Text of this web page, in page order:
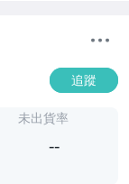
追蹤
未出貨率
--